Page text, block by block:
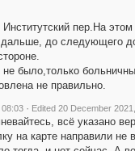
пер.На
до следующего
было,только
не правильно.
· Edited 20 December
всё указано
на карте направили не